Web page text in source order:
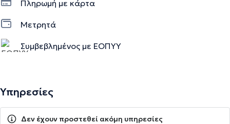
Πληρωμή με κάρτα
Μετρητά
Συμβεβλημένος με ΕΟΠΥΥ
Υπηρεσίες
Δεν έχουν προστεθεί ακόμη υπηρεσίες